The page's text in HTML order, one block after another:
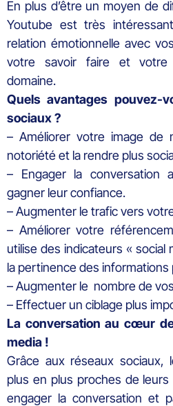
En plus d’être un moyen de
Youtube est très
relation émotionnelle avec
votre savoir faire et votre
domaine.
Quels avantages pouvez-
sociaux ?
– Améliorer votre image de
notoriété et la rendre plus
– Engager la conversation
gagner leur confiance.
– Augmenter le trafic vers
– Améliorer votre
utilise des indicateurs « social
la pertinence des informations
– Augmenter le nombre de
– Effectuer un ciblage plus
La conversation au cœur
media !
Grâce aux réseaux
plus en plus proches de
engager la conversation et